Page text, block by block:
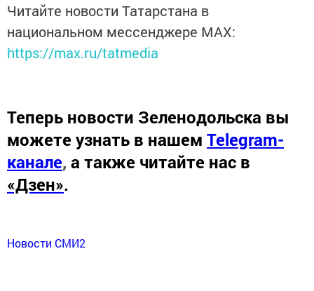
Читайте новости Татарстана в
национальном мессенджере MАХ:
https://max.ru/tatmedia
Теперь новости Зеленодольска вы
можете узнать в нашем Telegram-
канале, а также читайте нас в
«Дзен».
Новости СМИ2